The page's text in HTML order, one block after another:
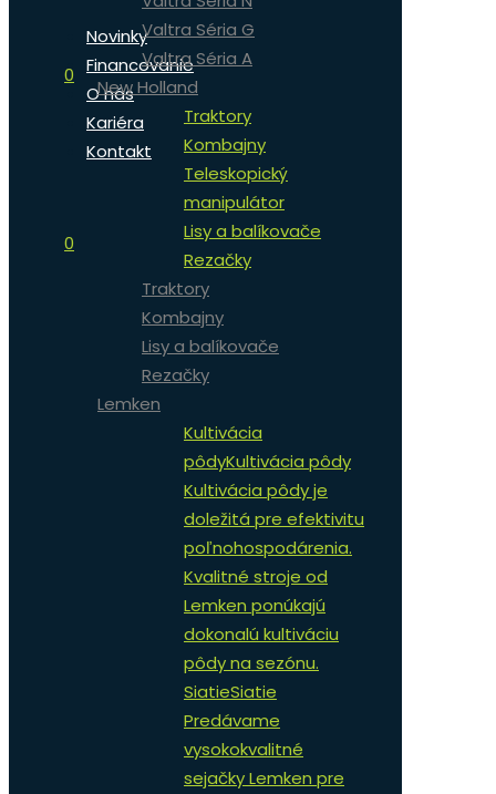
0
Novinky
Financovanie
O nás
Kariéra
Kontakt
0
Valtra Séria G
Valtra Séria A
New Holland
Traktory
Kombajny
Teleskopický
manipulátor
Lisy a balíkovače
Rezačky
Traktory
Kombajny
Lisy a balíkovače
Rezačky
Lemken
Kultivácia
pôdyKultivácia pôdy
Kultivácia pôdy je
doležitá pre efektivitu
poľnohospodárenia.
Kvalitné stroje od
Lemken ponúkajú
dokonalú kultiváciu
pôdy na sezónu.
SiatieSiatie
Predávame
vysokokvalitné
sejačky Lemken pre